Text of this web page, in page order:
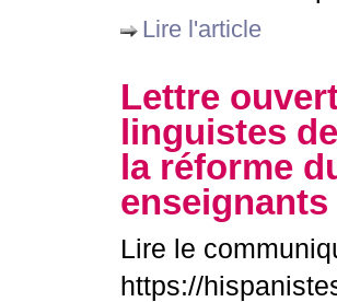
Lire l'article
Lettre
linguistes
la réforme
enseignants
Lire le
https://